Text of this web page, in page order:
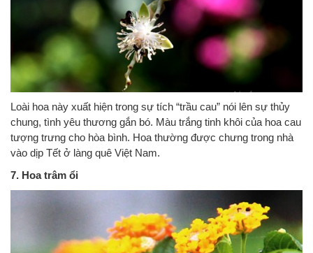
Loài hoa này xuất hiện trong sự tích “trầu cau” nói lên sự thủy
chung, tình yêu thương gắn bó. Màu trắng tinh khôi của hoa cau
tượng trưng cho hòa bình. Hoa thường được chưng trong nhà
vào dịp Tết ở làng quê Việt Nam.
7. Hoa trâm ổi